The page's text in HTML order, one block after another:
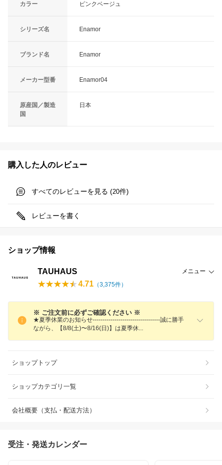
カラー ピンクベージュ
シリーズ名 Enamor
ブランド名 Enamor
メーカー型番 Enamor04
原産国／製造
国
日本
購入した人のレビュー
すべてのレビューを見る (20件)
レビューを書く
ショップ情報
TAUHAUS メニュー
4.71 （3,375件）
※ ご注文前に必ずご確認ください ※
★夏季休業のお知らせ----------------------------------誠に勝手
ながら、【8/8(土)〜8/16(日)】は夏季休
ショップトップ
ショップカテゴリ一覧
会社概要（支払・配送方法）
受注・発送カレンダー